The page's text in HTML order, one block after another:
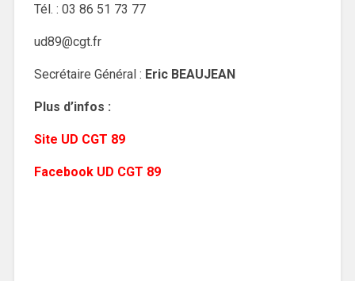
Tél. : 03 86 51 73 77
ud89@cgt.fr
Secrétaire Général : Eric BEAUJEAN
Plus d’infos :
Site UD CGT 89
Facebook UD CGT 89